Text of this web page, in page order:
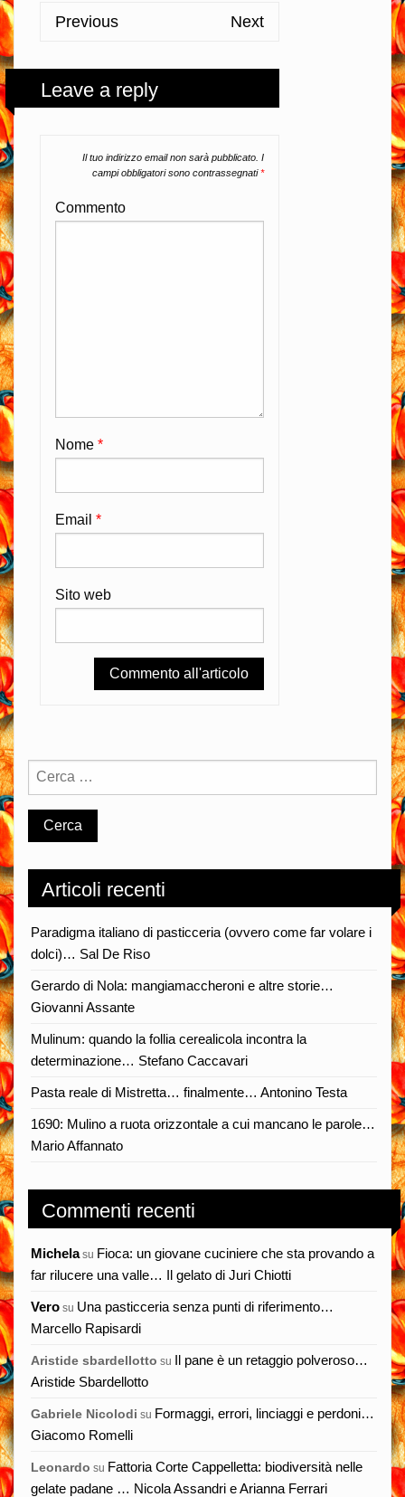
Previous Next
Leave a reply
Il tuo indirizzo email non sarà pubblicato. I
campi obbligatori sono contrassegnati*
Commento
Nome *
Email *
Sito web
Articoli recenti
Paradigma italiano di pasticceria (ovvero come far volare i
dolci)… Sal De Riso
Gerardo di Nola: mangiamaccheroni e altre storie…
Giovanni Assante
Mulinum: quando la follia cerealicola incontra la
determinazione… Stefano Caccavari
Pasta reale di Mistretta… finalmente… Antonino Testa
1690: Mulino a ruota orizzontale a cui mancano le parole…
Mario Affannato
Commenti recenti
Michelasu Fioca: un giovane cuciniere che sta provando a
far rilucere una valle… Il gelato di Juri Chiotti
Vero su Una pasticceria senza punti di riferimento…
Marcello Rapisardi
Aristide sbardellotto su Il pane è un retaggio polveroso…
Aristide Sbardellotto
Gabriele Nicolodi su Formaggi, errori, linciaggi e perdoni…
Giacomo Romelli
Leonardo su Fattoria Corte Cappelletta: biodiversità nelle
gelate padane … Nicola Assandri e Arianna Ferrari